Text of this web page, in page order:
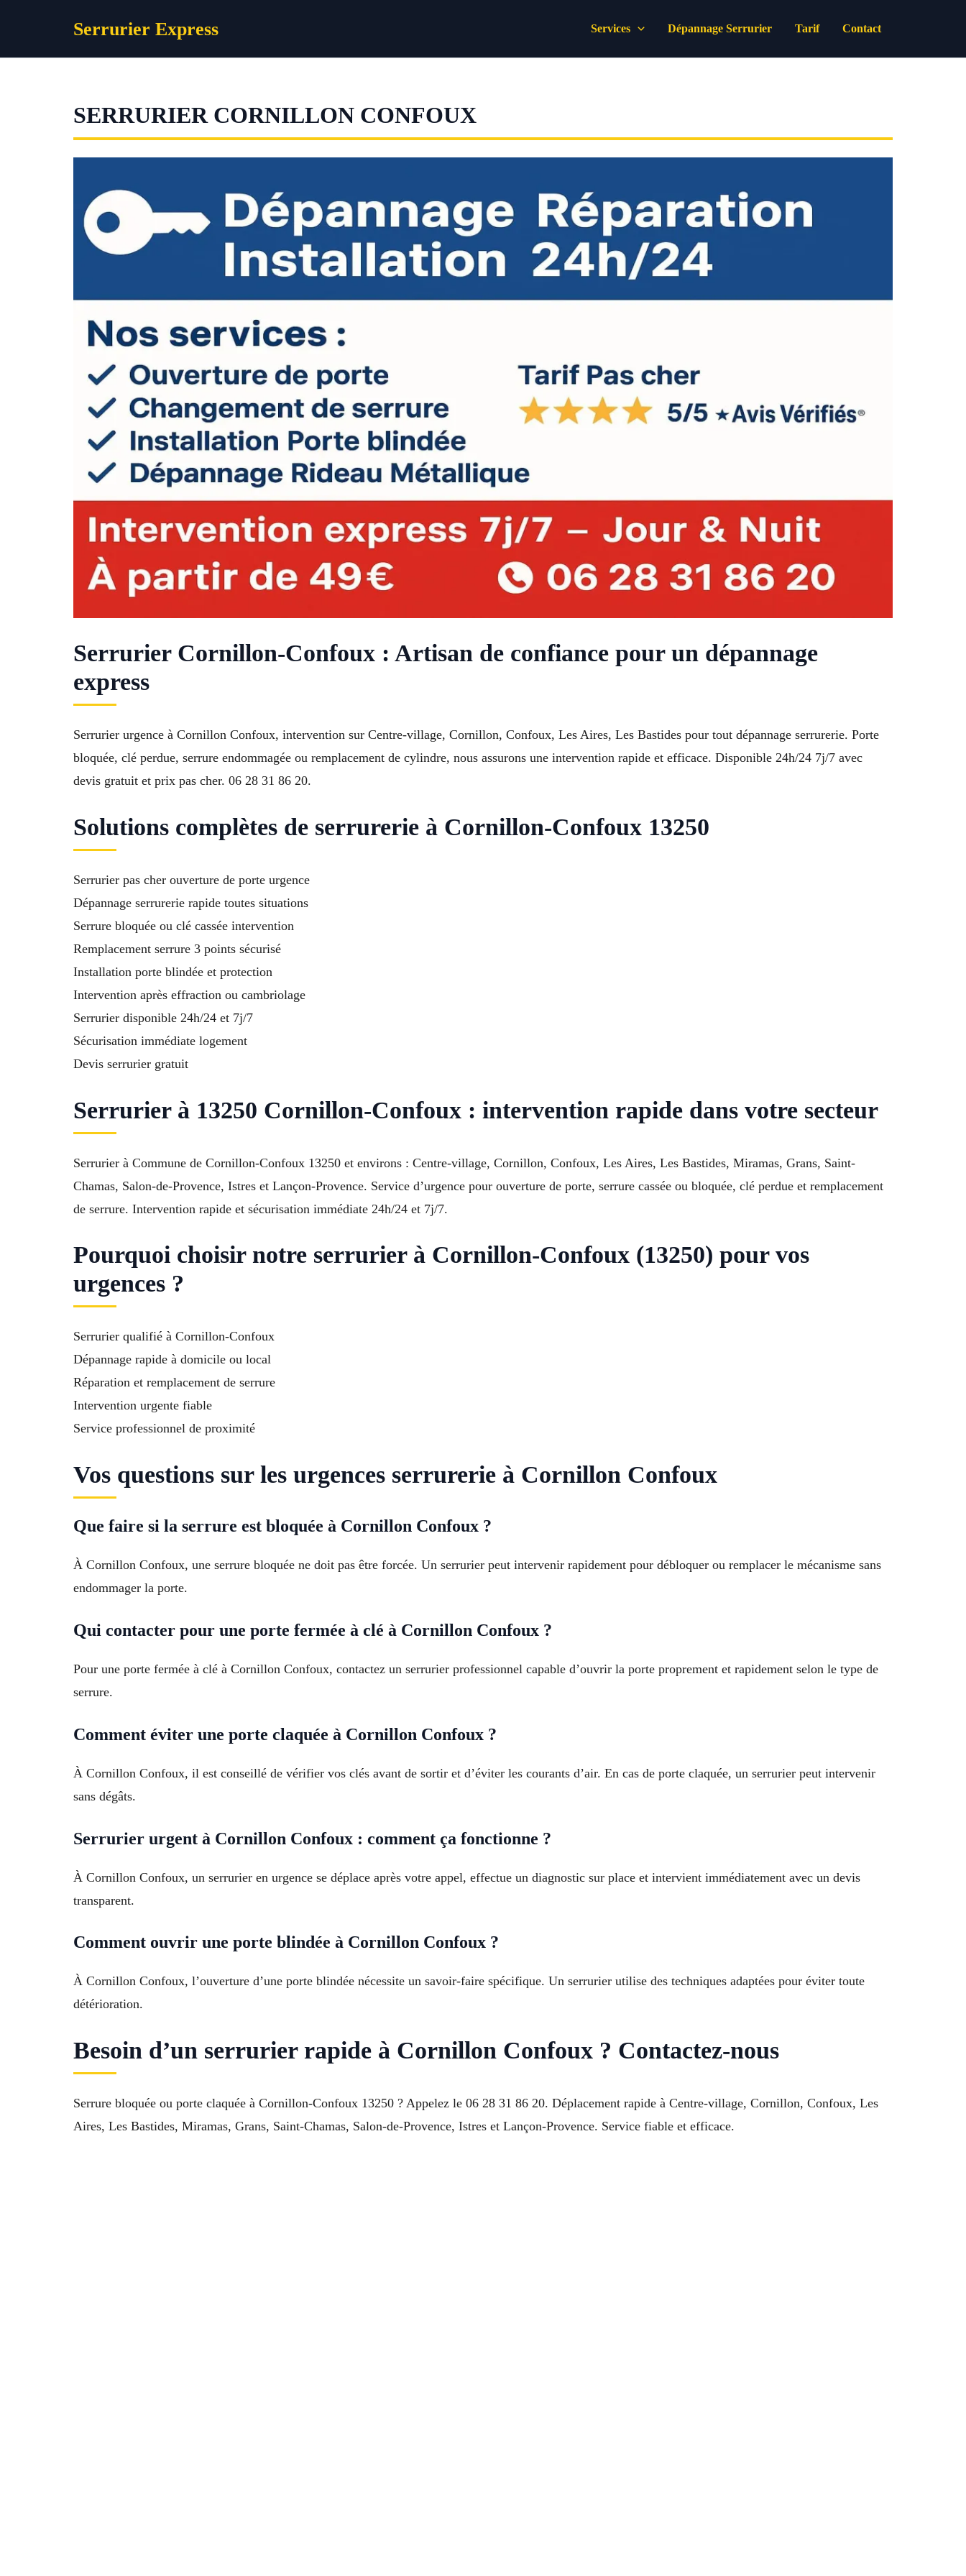
Serrurier Express Services Dépannage Serrurier Tarif Contact
SERRURIER CORNILLON CONFOUX
Serrurier Cornillon-Confoux : Artisan de confiance pour un dépannage
express
Serrurier urgence à Cornillon Confoux, intervention sur Centre-village, Cornillon, Confoux, Les Aires, Les Bastides pour tout dépannage serrurerie. Porte
bloquée, clé perdue, serrure endommagée ou remplacement de cylindre, nous assurons une intervention rapide et efficace. Disponible 24h/24 7j/7 avec
devis gratuit et prix pas cher. 06 28 31 86 20.
Solutions complètes de serrurerie à Cornillon-Confoux 13250
Serrurier pas cher ouverture de porte urgence
Dépannage serrurerie rapide toutes situations
Serrure bloquée ou clé cassée intervention
Remplacement serrure 3 points sécurisé
Installation porte blindée et protection
Intervention après effraction ou cambriolage
Serrurier disponible 24h/24 et 7j/7
Sécurisation immédiate logement
Devis serrurier gratuit
Serrurier à 13250 Cornillon-Confoux : intervention rapide dans votre secteur
Serrurier à Commune de Cornillon-Confoux 13250 et environs : Centre-village, Cornillon, Confoux, Les Aires, Les Bastides, Miramas, Grans, Saint-
Chamas, Salon-de-Provence, Istres et Lançon-Provence. Service d’urgence pour ouverture de porte, serrure cassée ou bloquée, clé perdue et remplacement
de serrure. Intervention rapide et sécurisation immédiate 24h/24 et 7j/7.
Pourquoi choisir notre serrurier à Cornillon-Confoux (13250) pour vos
urgences ?
Serrurier qualifié à Cornillon-Confoux
Dépannage rapide à domicile ou local
Réparation et remplacement de serrure
Intervention urgente fiable
Service professionnel de proximité
Vos questions sur les urgences serrurerie à Cornillon Confoux
Que faire si la serrure est bloquée à Cornillon Confoux ?
À Cornillon Confoux, une serrure bloquée ne doit pas être forcée. Un serrurier peut intervenir rapidement pour débloquer ou remplacer le mécanisme sans
endommager la porte.
Qui contacter pour une porte fermée à clé à Cornillon Confoux ?
Pour une porte fermée à clé à Cornillon Confoux, contactez un serrurier professionnel capable d’ouvrir la porte proprement et rapidement selon le type de
serrure.
Comment éviter une porte claquée à Cornillon Confoux ?
À Cornillon Confoux, il est conseillé de vérifier vos clés avant de sortir et d’éviter les courants d’air. En cas de porte claquée, un serrurier peut intervenir
sans dégâts.
Serrurier urgent à Cornillon Confoux : comment ça fonctionne ?
À Cornillon Confoux, un serrurier en urgence se déplace après votre appel, effectue un diagnostic sur place et intervient immédiatement avec un devis
transparent.
Comment ouvrir une porte blindée à Cornillon Confoux ?
À Cornillon Confoux, l’ouverture d’une porte blindée nécessite un savoir-faire spécifique. Un serrurier utilise des techniques adaptées pour éviter toute
détérioration.
Besoin d’un serrurier rapide à Cornillon Confoux ? Contactez-nous
Serrure bloquée ou porte claquée à Cornillon-Confoux 13250 ? Appelez le 06 28 31 86 20. Déplacement rapide à Centre-village, Cornillon, Confoux, Les
Aires, Les Bastides, Miramas, Grans, Saint-Chamas, Salon-de-Provence, Istres et Lançon-Provence. Service fiable et efficace.